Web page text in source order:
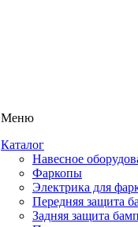
Меню
Каталог
Навесное
Фаркопы
Электрика для
Передняя защита
Задняя защита